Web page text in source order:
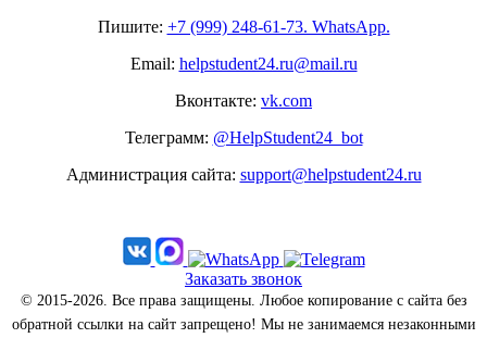
Пишите: +7 (999) 248-61-73. WhatsApp.
Email: helpstudent24.ru@mail.ru
Вконтакте: vk.com
Телеграмм: @HelpStudent24_bot
Администрация сайта: support@helpstudent24.ru
Заказать звонок
© 2015-2026. Все права защищены. Любое копирование с сайта без
обратной ссылки на сайт запрещено! Мы не занимаемся незаконными